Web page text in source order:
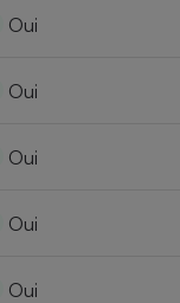
Oui
Oui
Oui
Oui
Oui